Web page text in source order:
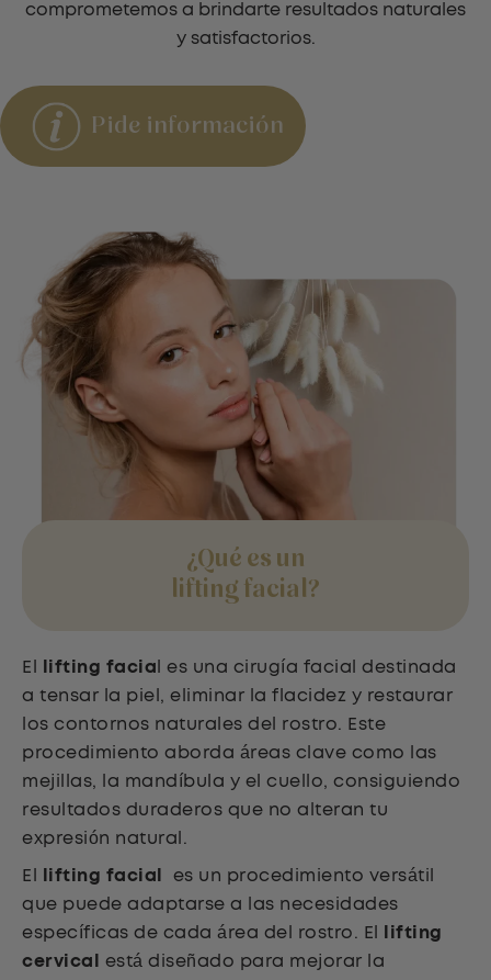
comprometemos a brindarte resultados naturales
y satisfactorios.
Pide información
¿Qué es un
lifting facial?
El lifting facia l es una cirugía facial destinada
a tensar la piel, eliminar la flacidez y restaurar
los contornos naturales del rostro. Este
procedimiento aborda áreas clave como las
mejillas, la mandíbula y el cuello, consiguiendo
resultados duraderos que no alteran tu
expresión natural.
El lifting facial es un procedimiento versátil
que puede adaptarse a las necesidades
específicas de cada área del rostro. El
lifting
cervical
está diseñado para mejorar la